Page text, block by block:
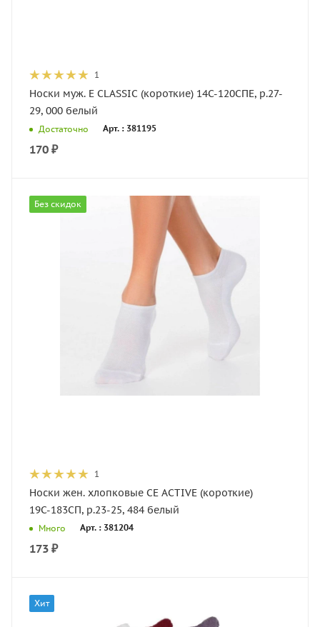
1
Носки муж. E CLASSIC (короткие) 14С-120СПЕ, р.27-
29, 000 белый
Достаточно Арт. : 381195
170 ₽
Без скидок
1
Носки жен. хлопковые CE ACTIVE (короткие)
19С-183СП, р.23-25, 484 белый
Много Арт. : 381204
173 ₽
Хит